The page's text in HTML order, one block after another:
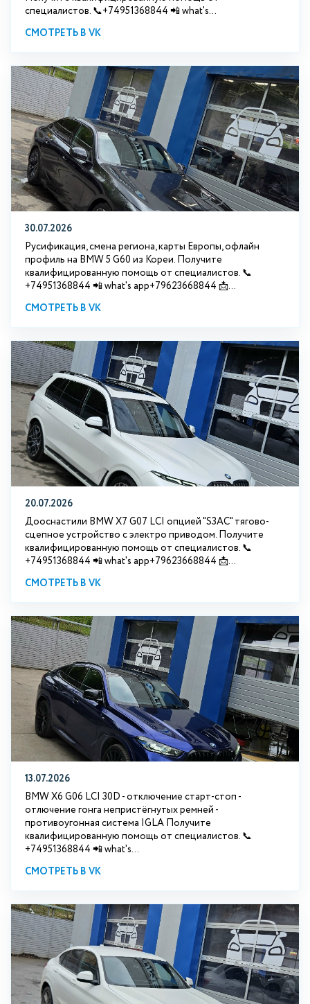
специалистов. 📞+74951368844 📲 what's...
СМОТРЕТЬ В VK
30.07.2026
Русификация, смена региона, карты Европы, офлайн
профиль на BMW 5 G60 из Кореи. Получите
квалифицированную помощь от специалистов. 📞
+74951368844 📲 what's app+79623668844 📩...
СМОТРЕТЬ В VK
20.07.2026
Дооснастили BMW Х7 G07 LCI опцией "S3АС" тягово-
сцепное устройство с электро приводом. Получите
квалифицированную помощь от специалистов. 📞
+74951368844 📲 what's app+79623668844 📩...
СМОТРЕТЬ В VK
13.07.2026
BMW X6 G06 LCI 30D - отключение старт-стоп -
отлючение гонга непристёгнутых ремней -
противоугонная система IGLA Получите
квалифицированную помощь от специалистов. 📞
+74951368844 📲 what's...
СМОТРЕТЬ В VK